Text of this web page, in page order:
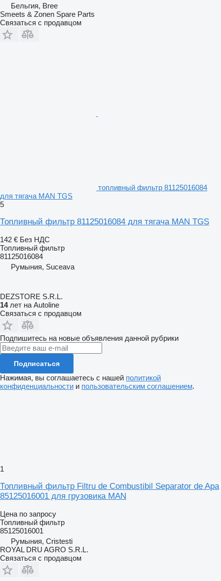
Бельгия, Bree
Smeets & Zonen Spare Parts
Связаться с продавцом
топливный фильтр 81125016084
для тягача MAN TGS
5
Топливный фильтр 81125016084 для тягача MAN TGS
142 € Без НДС
Топливный фильтр
81125016084
Румыния, Suceava
DEZSTORE S.R.L.
14лет на Autoline
Связаться с продавцом
Подпишитесь на новые объявления данной рубрики
Подписаться
Нажимая, вы соглашаетесь с нашей политикой
конфиденциальности и пользовательским соглашением.
1
Топливный фильтр Filtru de Combustibil Separator de Apa
85125016001 для грузовика MAN
Цена по запросу
Топливный фильтр
85125016001
Румыния, Cristesti
ROYAL DRU AGRO S.R.L.
Связаться с продавцом